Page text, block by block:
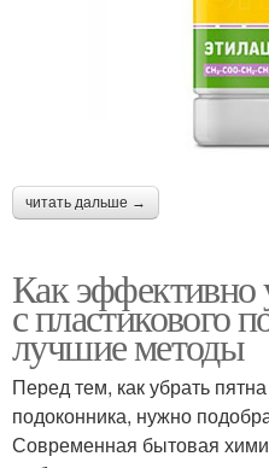
читать дальше →
Как эффективно
с пластикового
лучшие методы
Перед тем, как убрать
подоконника, нужно
Современная бытовая